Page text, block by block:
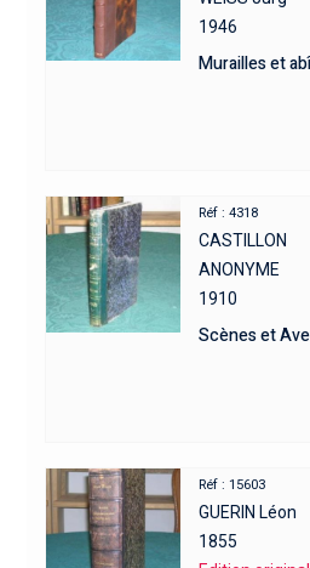
1946
Murailles et
Réf : 4318
CASTILLON
ANONYME
1910
Scènes et
Réf : 15603
GUERIN Léon
1855